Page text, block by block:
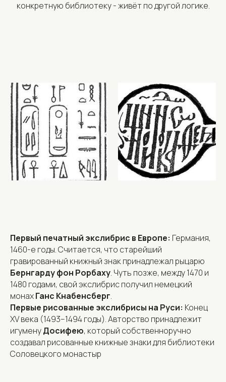
конкретную библиотеку - живёт по другой логике.
Первый печатный экслибрис в Европе: Германия,
1460-е годы. Считается, что старейший
гравированный книжный знак принадлежал рыцарю
Бернгарду фон Рорбаху. Чуть позже, между 1470 и
1480 годами, свой экслибрис получил немецкий
монахГанс Кнабенсберг.
Первые рисованные экслибрисы на Руси: Конец
XV века (1493–1494 годы). Авторство принадлежит
игуменуДосифею, который собственноручно
создавал рисованные книжные знаки для библиотеки
Соловецкого монастыр